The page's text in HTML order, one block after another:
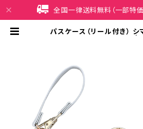
全国一律送料無料（一部特価
パスケース（リール付き） シ